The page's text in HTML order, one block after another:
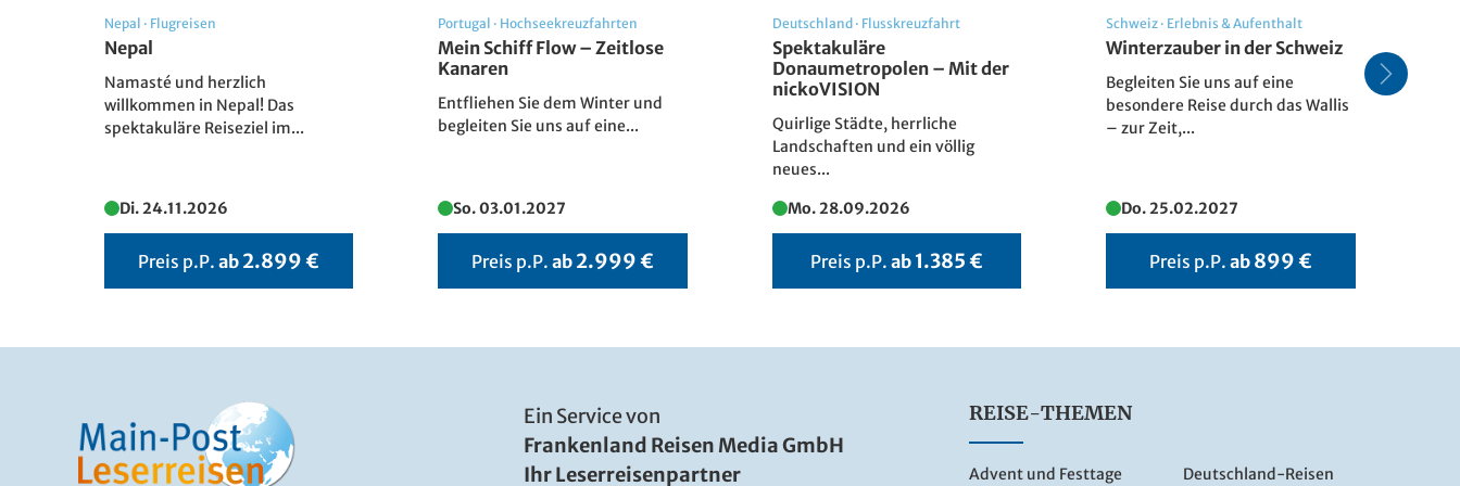
© lapas77 - Fotolia
Denis Merck
Nepal · Flugreisen
Nepal
Namasté und herzlich
willkommen in Nepal! Das
spektakuläre Reiseziel im...
Di. 24.11.2026
Preis p.P. ab 2.899 €
Portugal · Hochseekreuzfahrten
Mein Schiff Flow – Zeitlose
Kanaren
Entfliehen Sie dem Winter und
begleiten Sie uns auf eine...
So. 03.01.2027
Preis p.P. ab 2.999 €
Deutschland· Flusskreuzfahrt
Spektakuläre
Donaumetropolen – Mit der
nickoVISION
Quirlige Städte, herrliche
Landschaften und ein völlig
neues...
Mo. 28.09.2026
Preis p.P. ab 1.385 €
Schweiz · Erlebnis & Aufenthalt
Winterzauber in der Schweiz
Begleiten Sie uns auf eine
besondere Reise durch das Wallis
– zur Zeit,...
Do. 25.02.2027
Preis p.P. ab 899 €
Ein Service von
Frankenland Reisen Media GmbH
Ihr Leserreisenpartner
REISE-THEMEN
Advent und Festtage Deutschland-Reisen